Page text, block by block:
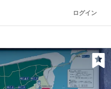
ログイン